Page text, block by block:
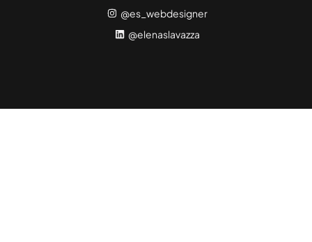
@es_webdesigner
@elenaslavazza